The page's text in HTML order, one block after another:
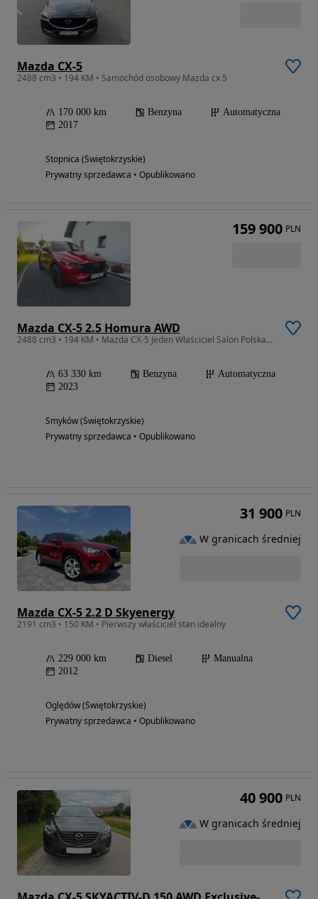
Mazda CX-5
2488 cm3 • 194 KM • Samochód osobowy Mazda cx 5
170 000 km Benzyna
Automatyczna
2017
Stopnica (Świętokrzyskie)
Prywatny sprzedawca • Opublikowano
Mazda CX-5 2.5 Homura AWD
2488 cm3 • 194 KM • Mazda CX-5 Jeden Właściciel Salon Polska Homura
63 330 km Benzyna
Automatyczna
2023
Smyków (Świętokrzyskie)
Prywatny sprzedawca • Opublikowano
159 900 PLN
Mazda CX-5 2.2 D Skyenergy
2191 cm3 • 150 KM • Pierwszy właściciel stan idealny
229 000 km Diesel
Manualna
2012
Oględów (Świętokrzyskie)
Prywatny sprzedawca • Opublikowano
31 900 PLN
W granicach średniej
40 900 PLN
W granicach średniej